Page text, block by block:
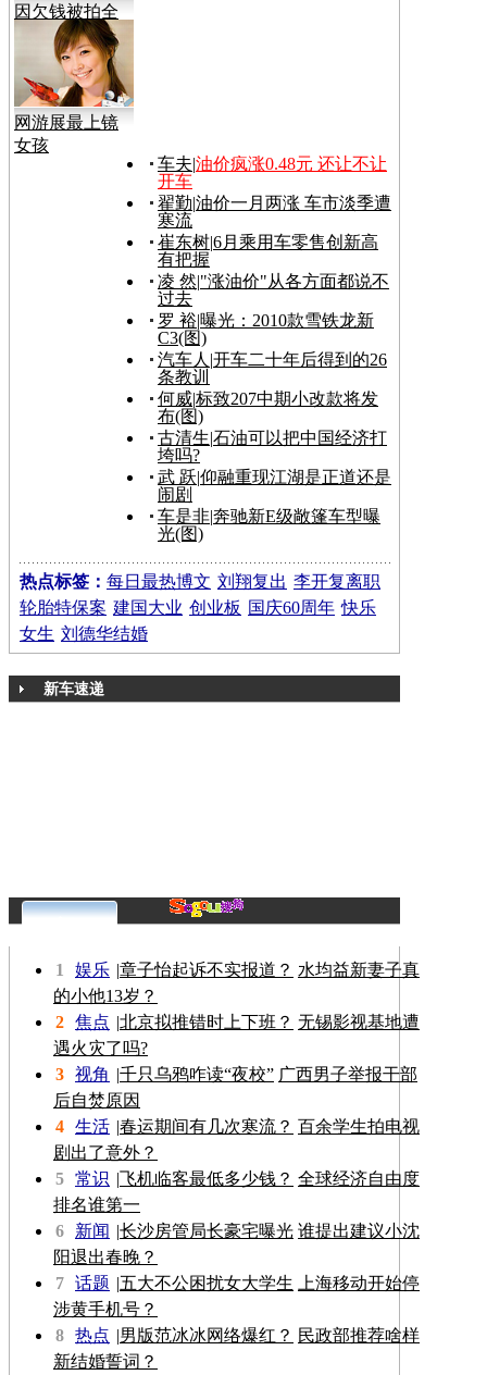
因欠钱被拍全
裸视频
网游展最上镜
女孩
车夫|油价疯涨0.48元 还让不让
开车
翟勤|油价一月两涨 车市淡季遭
寒流
崔东树|6月乘用车零售创新高
有把握
凌 然|"涨油价"从各方面都说不
过去
罗 裕|曝光：2010款雪铁龙新
C3(图)
汽车人 |开车二十年后得到的26
条教训
何威|标致207中期小改款将发
布(图)
古清生|石油可以把中国经济打
垮吗?
武 跃|仰融重现江湖是正道还是
闹剧
车是非|奔驰新E级敞篷车型曝
光(图)
热点标签： 每日最热博文 刘翔复出 李开复离职
轮胎特保案 建国大业 创业板 国庆60周年 快乐
女生 刘德华结婚
新车速递
1 娱乐 |章子怡起诉不实报道？ 水均益新妻子真
的小他13岁？
2 焦点 |北京拟推错时上下班？ 无锡影视基地遭
遇火灾了吗?
3 视角 |千只乌鸦咋读“夜校” 广西男子举报干部
后自焚原因
4 生活 |春运期间有几次寒流？ 百余学生拍电视
剧出了意外？
5 常识 |飞机临客最低多少钱？ 全球经济自由度
排名谁第一
6
新闻 |长沙房管局长豪宅曝光 谁提出建议小沈
阳退出春晚？
7 话题 |五大不公困扰女大学生
上海移动开始停
涉黄手机号？
8 热点 |男版范冰冰网络爆红？ 民政部推荐啥样
新结婚誓词？